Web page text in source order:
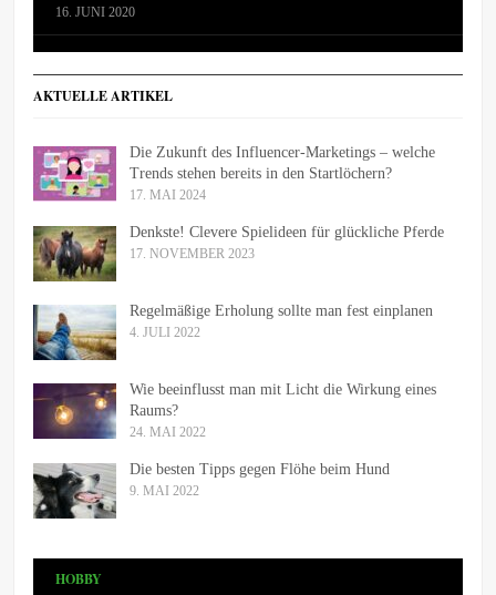
16. JUNI 2020
AKTUELLE ARTIKEL
Die Zukunft des Influencer-Marketings – welche
Trends stehen bereits in den Startlöchern?
17. MAI 2024
Denkste! Clevere Spielideen für glückliche Pferde
17. NOVEMBER 2023
Regelmäßige Erholung sollte man fest einplanen
4. JULI 2022
Wie beeinflusst man mit Licht die Wirkung eines
Raums?
24. MAI 2022
Die besten Tipps gegen Flöhe beim Hund
9. MAI 2022
HOBBY